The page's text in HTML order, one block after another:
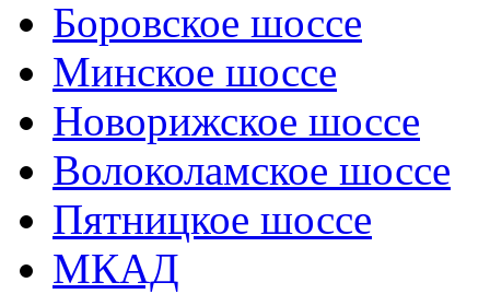
Боровское шоссе
Минское шоссе
Новорижское шоссе
Волоколамское шоссе
Пятницкое шоссе
МКАД